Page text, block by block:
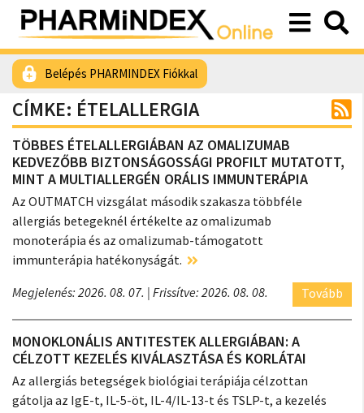
Belépés PHARMINDEX Fiókkal
CÍMKE: ÉTELALLERGIA
TÖBBES ÉTELALLERGIÁBAN AZ OMALIZUMAB
KEDVEZŐBB BIZTONSÁGOSSÁGI PROFILT MUTATOTT,
MINT A MULTIALLERGÉN ORÁLIS IMMUNTERÁPIA
Az OUTMATCH vizsgálat második szakasza többféle
allergiás betegeknél értékelte az omalizumab
monoterápia és az omalizumab-támogatott
immunterápia hatékonyságát.
Megjelenés: 2026. 08. 07. | Frissítve: 2026. 08. 08. Tovább
MONOKLONÁLIS ANTITESTEK ALLERGIÁBAN: A
CÉLZOTT KEZELÉS KIVÁLASZTÁSA ÉS KORLÁTAI
Az allergiás betegségek biológiai terápiája célzottan
gátolja az IgE-t, IL-5-öt, IL-4/IL-13-t és TSLP-t, a kezelés